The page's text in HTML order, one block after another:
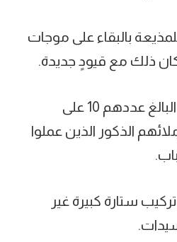
بالبقاء على موجات
كان ذلك مع قيودٍ جديدة.
واعتاد موظفو الإذاعة البالغ عددهم 10 على
الذكور الذين عملوا
ستارة كبيرة غير